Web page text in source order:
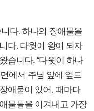
다. 하나의 장애물을
다. 다윗이 왕이 되자
습니다. “다윗이 하나
에서 주님 앞에 엎드
애물이 있어, 때마다
물들을 이겨내고 가장